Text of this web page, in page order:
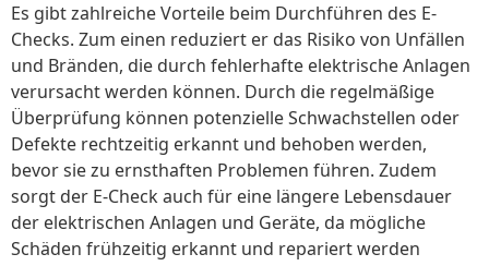
Es gibt zahlreiche Vorteile beim Durchführen des E-
Checks. Zum einen reduziert er das Risiko von Unfällen
und Bränden, die durch fehlerhafte elektrische Anlagen
verursacht werden können. Durch die regelmäßige
Überprüfung können potenzielle Schwachstellen oder
Defekte rechtzeitig erkannt und behoben werden,
bevor sie zu ernsthaften Problemen führen. Zudem
sorgt der E-Check auch für eine längere Lebensdauer
der elektrischen Anlagen und Geräte, da mögliche
Schäden frühzeitig erkannt und repariert werden